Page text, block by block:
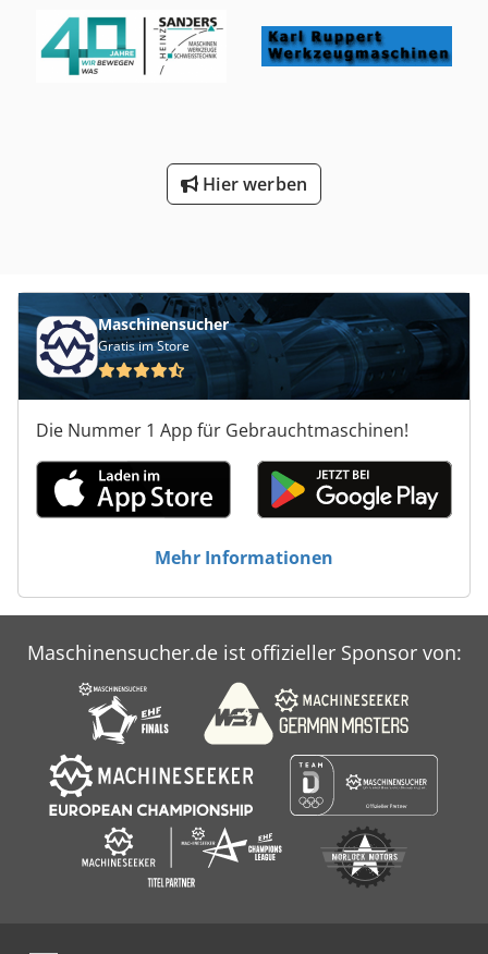
Hier werben
Maschinensucher
Gratis im Store
Die Nummer 1 App für Gebrauchtmaschinen!
Mehr Informationen
Maschinensucher.de ist offizieller Sponsor von: